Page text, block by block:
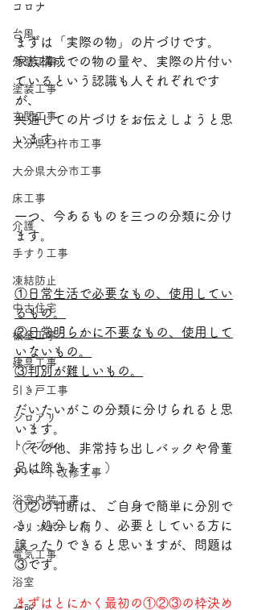
コロナ
台風
外壁工事
塗装工事
玄関工事
大分県臼杵市工事
大分県大分市工事
床工事
介護
手すり工事
凍結防止
中古住宅
板金工事
建具工事
引き戸工事
シロアリ
トラブル
アパート改修工事
浴室内装工事
ヘリンボーン柄
電気工事
浴室
まずは「実際の物」の片づけです。
家族構成での物の量や、実際の片付い
ているという認識も人それぞれです
が、
共通しての片づけをお伝えしようと思
います。
一つ、今あるものを三つの分類に分け
ます。
①日常生活で必要なもの、使用してい
るもの。
②日常明らかに不要なもの、使用して
いないもの。
③判別が難しいもの。
だいたいがこの分類に分けられると思
います。
（その他、非常持ち出しバックや骨董
品は除きます。）
①②の判断は、ご自身で簡単に分別で
き、処分したり、必要としている方に
譲ったりできると思いますが、問題は
③です。
まずはとにかく最初の①②③の枠決め